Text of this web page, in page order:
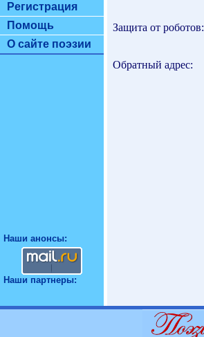
Регистрация
Помощь
О сайте поэзии
Наши анонсы:
Наши партнеры:
Защита от роботов:
Обратный адрес: